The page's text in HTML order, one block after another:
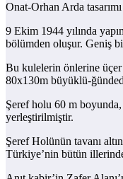
Onat-Orhan Arda
9 Ekim 1944 yılında
bölümden oluşur. Geniş
Bu kulelerin önlerine üçer
80x130m büyüklü-
Şeref holu 60 m
yerleştirilmiştir.
Şeref Holünün tavanı
Türkiye’nin bütün